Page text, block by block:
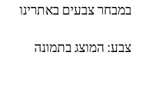
במבחר צבעים באתרינו
צבע: המוצג בתמונה